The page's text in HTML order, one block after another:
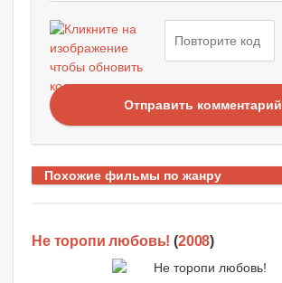
Отправить комментарий
Похожие фильмы по жанру
Не торопи любовь! (2008)